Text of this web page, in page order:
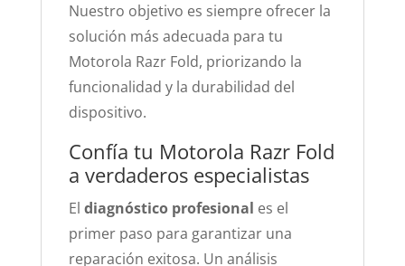
Nuestro objetivo es siempre ofrecer la
solución más adecuada para tu
Motorola Razr Fold, priorizando la
funcionalidad y la durabilidad del
dispositivo.
Confía tu Motorola Razr Fold
a verdaderos especialistas
El diagnóstico profesional es el
primer paso para garantizar una
reparación exitosa. Un análisis